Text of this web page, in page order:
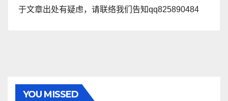
于文章出处有疑虑，请联络我们告知qq825890484
YOU MISSED